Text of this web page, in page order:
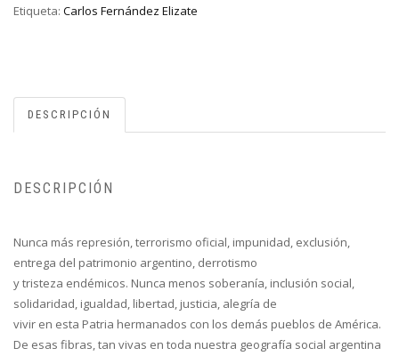
Etiqueta: Carlos Fernández Elizate
DESCRIPCIÓN
DESCRIPCIÓN
Nunca más represión, terrorismo oficial, impunidad, exclusión,
entrega del patrimonio argentino, derrotismo
y tristeza endémicos. Nunca menos soberanía, inclusión social,
solidaridad, igualdad, libertad, justicia, alegría de
vivir en esta Patria hermanados con los demás pueblos de América.
De esas fibras, tan vivas en toda nuestra geografía social argentina